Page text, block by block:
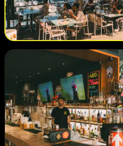
DOCAS DE
A casa principal The Couch
programação completa,
zone nas